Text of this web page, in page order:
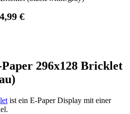
€
296x128 Bricklet
ist ein E-Paper Display mit einer